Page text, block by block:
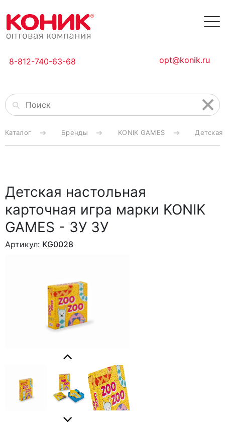
8-812-740-63-68 opt@konik.ru
Каталог Бренды KONIK GAMES Детская
Детская настольная
карточная игра марки KONIK
GAMES - ЗУ ЗУ
Артикул: KG0028